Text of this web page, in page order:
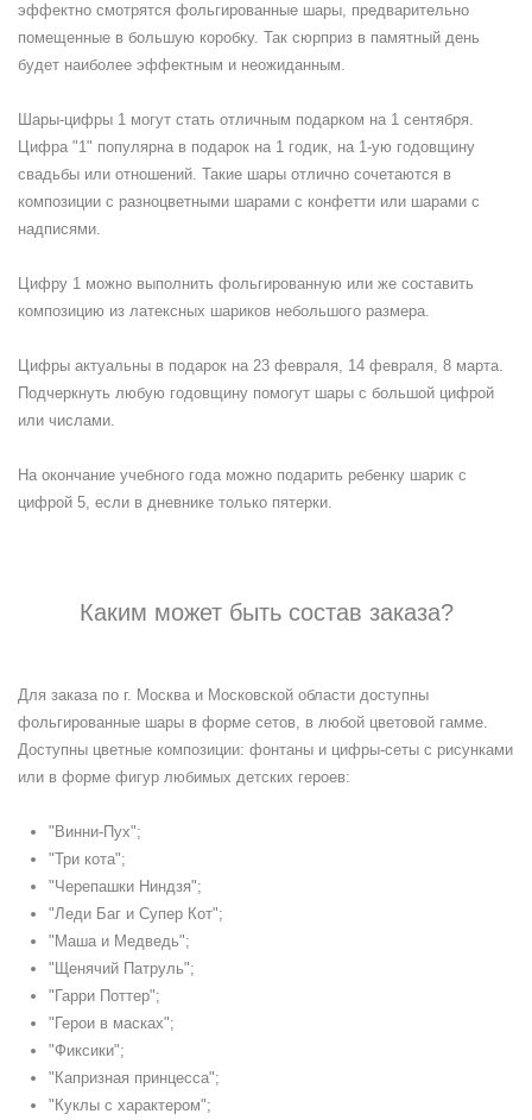
эффектно смотрятся фольгированные шары, предварительно
помещенные в большую коробку. Так сюрприз в памятный день
будет наиболее эффектным и неожиданным.
Шары-цифры 1 могут стать отличным подарком на 1 сентября.
Цифра "1" популярна в подарок на 1 годик, на 1-ую годовщину
свадьбы или отношений. Такие шары отлично сочетаются в
композиции с разноцветными шарами с конфетти или шарами с
надписями.
Цифру 1 можно выполнить фольгированную или же составить
композицию из латексных шариков небольшого размера.
Цифры актуальны в подарок на 23 февраля, 14 февраля, 8 марта.
Подчеркнуть любую годовщину помогут шары с большой цифрой
или числами.
На окончание учебного года можно подарить ребенку шарик с
цифрой 5, если в дневнике только пятерки.
Каким может быть состав заказа?
Для заказа по г. Москва и Московской области доступны
фольгированные шары в форме сетов, в любой цветовой гамме.
Доступны цветные композиции: фонтаны и цифры-сеты с рисунками
или в форме фигур любимых детских героев:
"Винни-Пух";
"Три кота";
"Черепашки Ниндзя";
"Леди Баг и Супер Кот";
"Маша и Медведь";
"Щенячий Патруль";
"Гарри Поттер";
"Герои в масках";
"Фиксики";
"Капризная принцесса";
"Куклы с характером";